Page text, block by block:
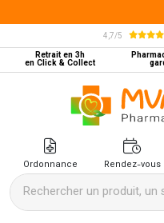
4,7/5
Retrait en 3h
en Click & Collect
Ordonnance Rendez-vous